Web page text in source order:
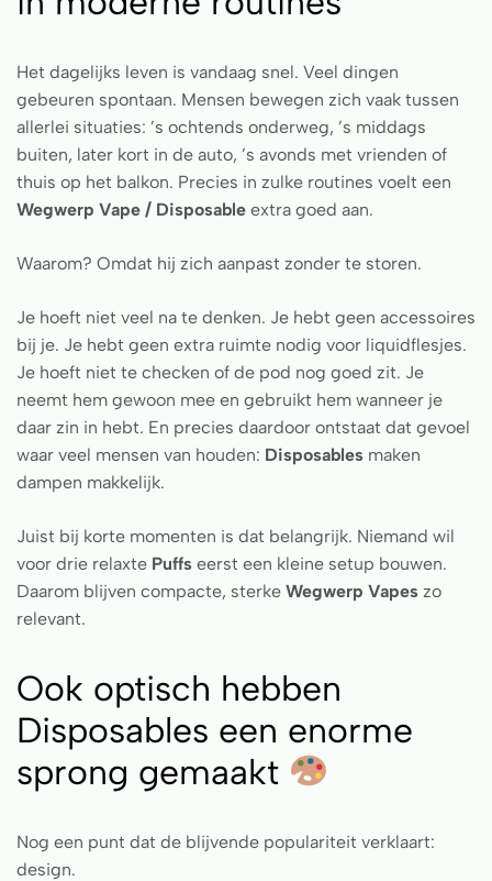
Het dagelijks leven is vandaag snel. Veel dingen
gebeuren spontaan. Mensen bewegen zich vaak tussen
allerlei situaties: ’s ochtends onderweg, ’s middags
buiten, later kort in de auto, ’s avonds met vrienden of
thuis op het balkon. Precies in zulke routines voelt een
Wegwerp Vape / Disposable extra goed aan.
Waarom? Omdat hij zich aanpast zonder te storen.
Je hoeft niet veel na te denken. Je hebt geen accessoires
bij je. Je hebt geen extra ruimte nodig voor liquidflesjes.
Je hoeft niet te checken of de pod nog goed zit. Je
neemt hem gewoon mee en gebruikt hem wanneer je
daar zin in hebt. En precies daardoor ontstaat dat gevoel
waar veel mensen van houden: Disposables maken
dampen makkelijk.
Juist bij korte momenten is dat belangrijk. Niemand wil
voor drie relaxte Puffs eerst een kleine setup bouwen.
Daarom blijven compacte, sterke Wegwerp Vapes zo
relevant.
Ook optisch hebben
Disposables een enorme
sprong gemaakt
Nog een punt dat de blijvende populariteit verklaart:
design.